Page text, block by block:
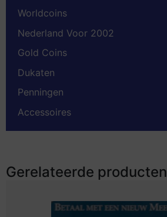
Worldcoins
Nederland Voor 2002
Gold Coins
Dukaten
Penningen
Accessoires
Gerelateerde producten